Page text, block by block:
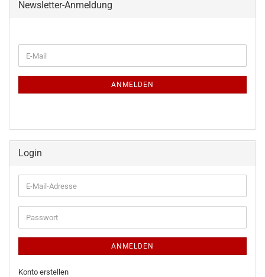
Newsletter-Anmeldung
ZUR
E-
Mail
ANMELDEN
Login
E-
Mail-
Adresse
Passwort
ANMELDEN
Konto erstellen